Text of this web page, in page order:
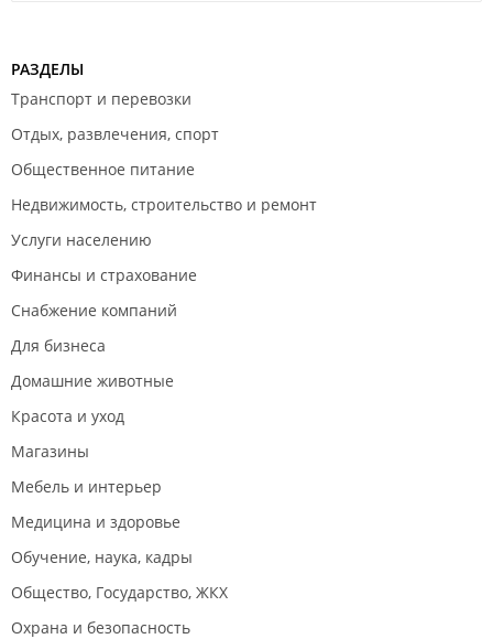
РАЗДЕЛЫ
Транспорт и перевозки
Отдых, развлечения, спорт
Общественное питание
Недвижимость, строительство и ремонт
Услуги населению
Финансы и страхование
Снабжение компаний
Для бизнеса
Домашние животные
Красота и уход
Магазины
Мебель и интерьер
Медицина и здоровье
Обучение, наука, кадры
Общество, Государство, ЖКХ
Охрана и безопасность